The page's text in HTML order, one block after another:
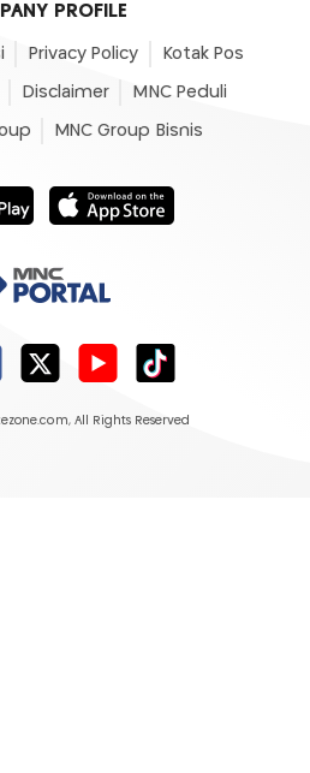
PROFILE
Privacy Policy Kotak Pos
Disclaimer MNC Peduli
MNC Group Bisnis
, All Rights Reserved